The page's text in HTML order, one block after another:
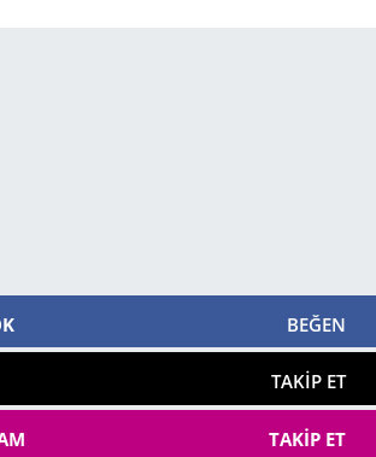
BEĞEN
TAKIP ET
TAKIP ET